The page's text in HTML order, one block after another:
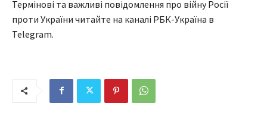
Термінові та важливі повідомлення про війну Росії
проти України читайте на каналі РБК-Україна в
Telegram.